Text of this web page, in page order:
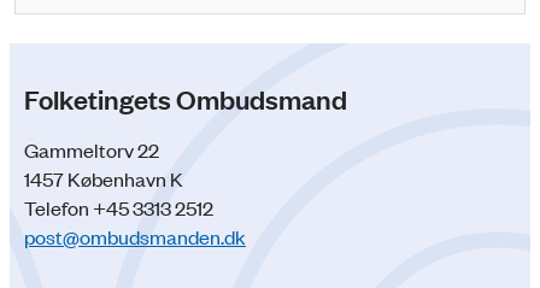
Folketingets Ombudsmand
Gammeltorv 22
1457 København K
Telefon +45 3313 2512
post@ombudsmanden.dk